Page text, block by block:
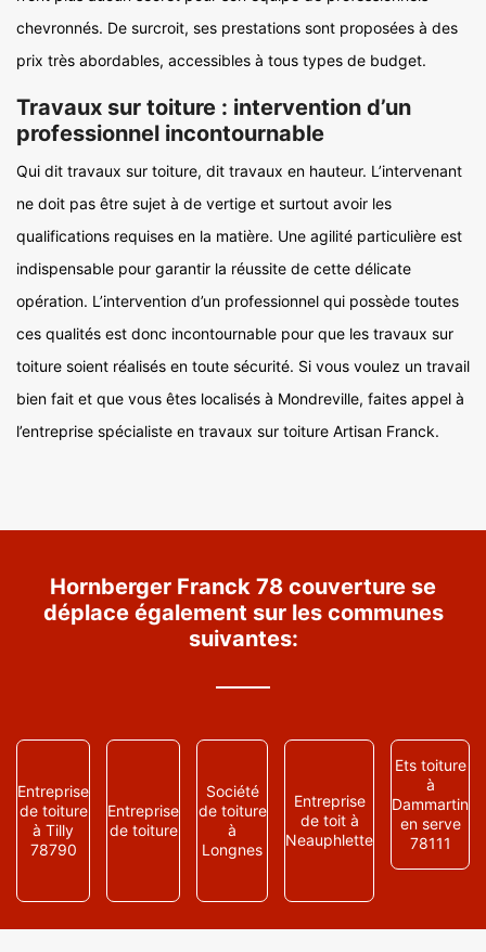
chevronnés. De surcroit, ses prestations sont proposées à des
prix très abordables, accessibles à tous types de budget.
Travaux sur toiture : intervention d’un
professionnel incontournable
Qui dit travaux sur toiture, dit travaux en hauteur. L’intervenant
ne doit pas être sujet à de vertige et surtout avoir les
qualifications requises en la matière. Une agilité particulière est
indispensable pour garantir la réussite de cette délicate
opération. L’intervention d’un professionnel qui possède toutes
ces qualités est donc incontournable pour que les travaux sur
toiture soient réalisés en toute sécurité. Si vous voulez un travail
bien fait et que vous êtes localisés à Mondreville, faites appel à
l’entreprise spécialiste en travaux sur toiture Artisan Franck.
Hornberger Franck 78 couverture se
déplace également sur les communes
suivantes:
Entreprise
de toiture
à Tilly
78790
Entreprise
de toiture
Société
de toiture
à
Longnes
Entreprise
de toit à
Neauphlette
Ets toiture
à
Dammartin
en serve
78111